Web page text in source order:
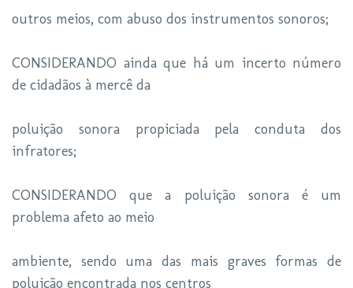
outros meios, com abuso dos instrumentos sonoros;
CONSIDERANDO ainda que há um incerto número
de cidadãos à mercê da
poluição sonora propiciada pela conduta dos
infratores;
CONSIDERANDO que a poluição sonora é um
problema afeto ao meio
ambiente, sendo uma das mais graves formas de
poluição encontrada nos centros